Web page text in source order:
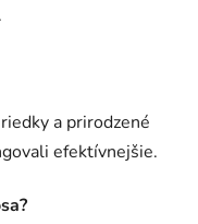
a prirodzené
efektívnejšie.